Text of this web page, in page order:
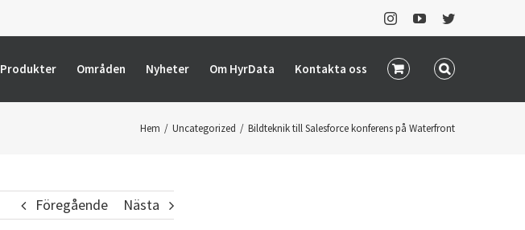
InstagramYouTubeTwitter
Produkter Områden Nyheter Om HyrData Kontakta oss
Hem / Uncategorized / Bildteknik till Salesforce konferens på Waterfront
Föregående Nästa